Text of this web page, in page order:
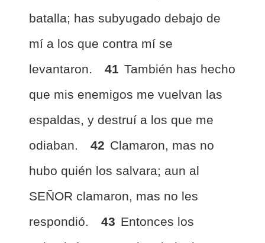
batalla; has subyugado debajo de
mí a los que contra mí se
levantaron.
41 También has hecho
que mis enemigos me vuelvan las
espaldas, y destruí a los que me
odiaban.
42 Clamaron, mas no
hubo quién los salvara; aun al
SEÑOR clamaron, mas no les
respondió.
43 Entonces los